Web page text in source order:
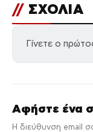
// ΣΧΟΛΙΑ
Γίνετε ο
Αφήστε ένα
Η διεύθυνση email